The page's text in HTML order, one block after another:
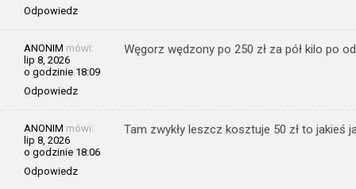
Odpowiedz
ANONIM mówi:
lip 8, 2026
o godzinie 18:09
Odpowiedz
Węgorz wędzony po 250 zł za pół kilo po
ANONIM mówi:
lip 8, 2026
o godzinie 18:06
Odpowiedz
Tam zwykły leszcz kosztuje 50 zł to jakieś